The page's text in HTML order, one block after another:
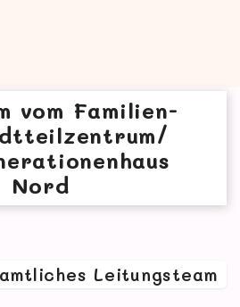
vom Familien-
Nord
Leitungsteam